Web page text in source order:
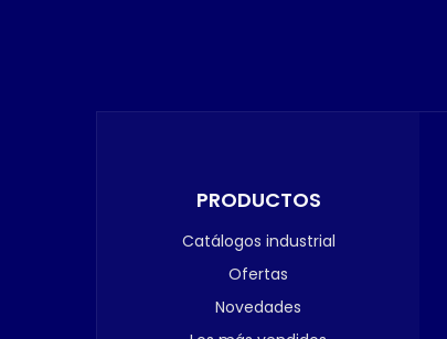
PRODUCTOS
Catálogos industrial
Ofertas
Novedades